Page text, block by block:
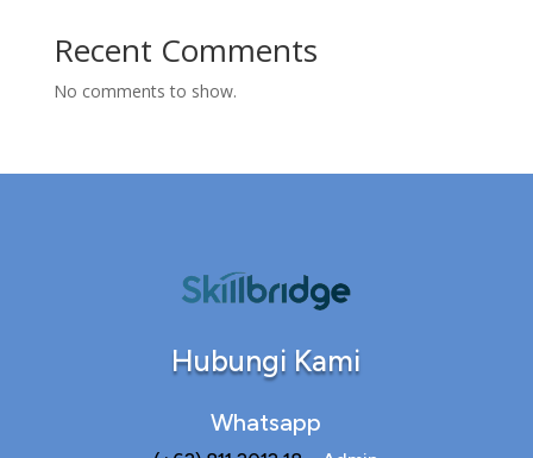
Recent Comments
No comments to show.
Hubungi Kami
Whatsapp